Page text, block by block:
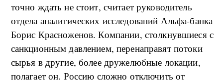
точно ждать не стоит, считает руководитель
отдела аналитических исследований Альфа-банка
Борис Красноженов. Компании, столкнувшиеся с
санкционным давлением, перенаправят потоки
сырья в другие, более дружелюбные локации,
полагает он. Россию сложно отключить от